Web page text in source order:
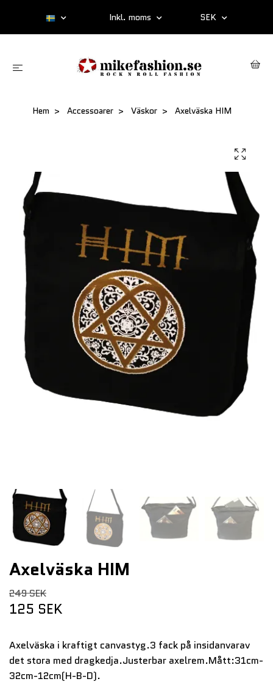
Inkl. moms SEK
Hem Accessoarer Väskor Axelväska HIM
Axelväska HIM
249 SEK
125 SEK
Axelväska i kraftigt canvastyg.3 fack på insidanvarav
det stora med dragkedja.Justerbar axelrem.Mått:31cm-
32cm-12cm(H-B-D).